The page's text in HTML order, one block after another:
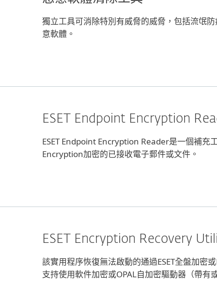
獨立工具可消除特別有威脅的威脅，包括流氓
意軟體。
ESET Endpoint Encryption
ESET Endpoint Encryption Reader是一個補充
Encryption加密的已接收電子郵件或文件。
ESET Encryption Recovery
該實用程序恢復無法啟動的通過ESET全盤加密
支持使用軟件加密或OPAL自加密驅動器（帶有